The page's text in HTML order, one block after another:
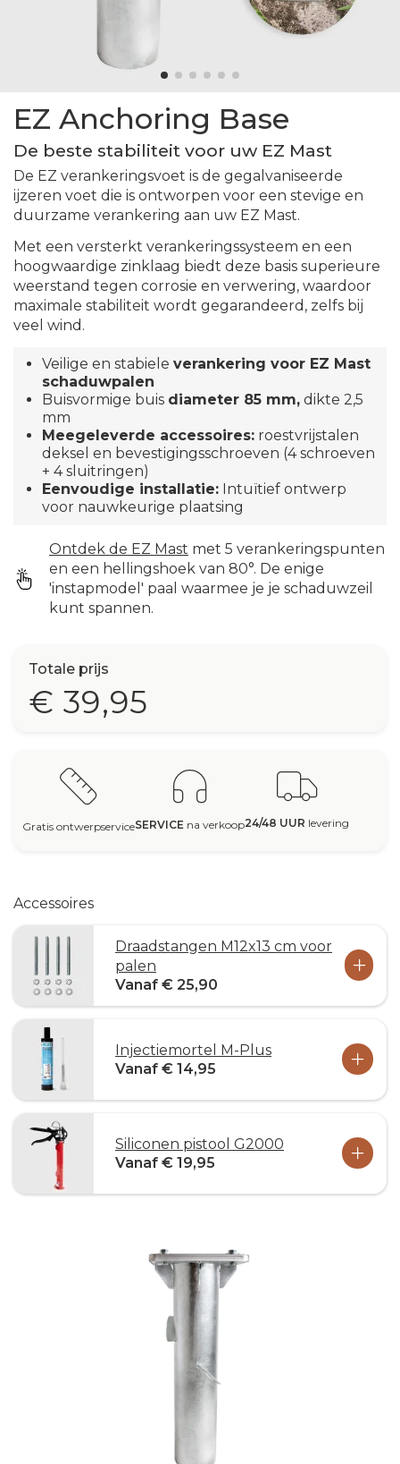
EZ Anchoring Base
De beste stabiliteit voor uw EZ Mast
De EZ verankeringsvoet is de gegalvaniseerde
ijzeren voet die is ontworpen voor een stevige en
duurzame verankering aan uw EZ Mast.
Met een versterkt verankeringssysteem en een
hoogwaardige zinklaag biedt deze basis superieure
weerstand tegen corrosie en verwering, waardoor
maximale stabiliteit wordt gegarandeerd, zelfs bij
veel wind.
Veilige en stabiele verankering voor EZ Mast
schaduwpalen
Buisvormige buis diameter 85 mm, dikte 2,5
mm
Meegeleverde accessoires: roestvrijstalen
deksel en bevestigingsschroeven (4 schroeven
+ 4 sluitringen)
Eenvoudige installatie: Intuïtief ontwerp
voor nauwkeurige plaatsing
Ontdek de EZ Mast met 5 verankeringspunten
en een hellingshoek van 80°. De enige
'instapmodel' paal waarmee je je schaduwzeil
kunt spannen.
Totale prijs
€ 39,95
Gratis ontwerpserviceSERVICE na verkoop24/48 UUR levering
Accessoires
Draadstangen M12x13 cm voor
palen
Vanaf € 25,90
Injectiemortel M-Plus
Vanaf € 14,95
Siliconen pistool G2000
Vanaf € 19,95